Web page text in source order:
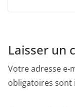
Laisser un
Votre adresse e-
obligatoires sont